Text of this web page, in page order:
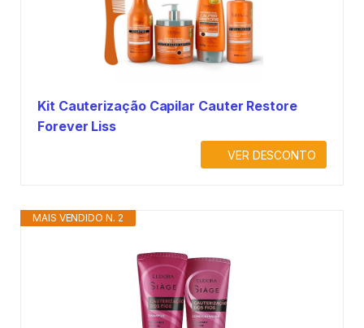
Kit Cauterização Capilar Cauter Restore
Forever Liss
VER DESCONTO
MAIS VENDIDO N. 2